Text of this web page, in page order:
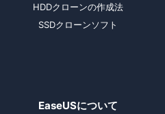
HDDクローンの作成法
SSDクローンソフト
EaseUSについて